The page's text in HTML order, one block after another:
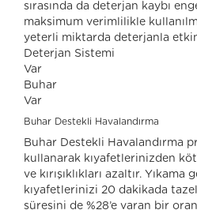
sırasında da deterjan kaybı
maksimum verimlilikle
yeterli miktarda deterjanla
Deterjan Sistemi
Var
Buhar
Var
Buhar Destekli Havalandırma
Buhar Destekli Havalandırma
kullanarak kıyafetlerinizden
ve kırışıklıkları azaltır.
kıyafetlerinizi 20 dakikada
süresini de %28’e varan bir